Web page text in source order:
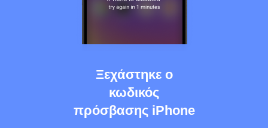
Ξεχάστηκε ο
κωδικός
πρόσβασης iPhone